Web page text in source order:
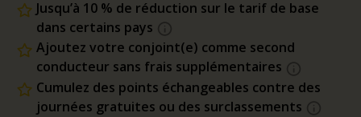
Jusqu’à 10 % de réduction sur le tarif de base
dans certains pays
Ajoutez votre conjoint(e) comme second
conducteur sans frais supplémentaires
Cumulez des points échangeables contre des
journées gratuites ou des surclassements